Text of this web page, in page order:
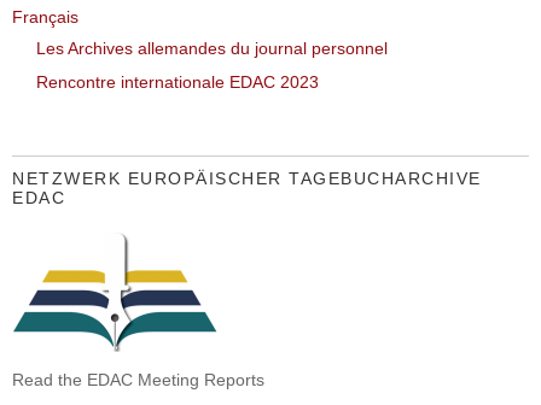
Français
Les Archives allemandes du journal personnel
Rencontre internationale EDAC 2023
NETZWERK EUROPÄISCHER TAGEBUCHARCHIVE
EDAC
Read the EDAC Meeting Reports